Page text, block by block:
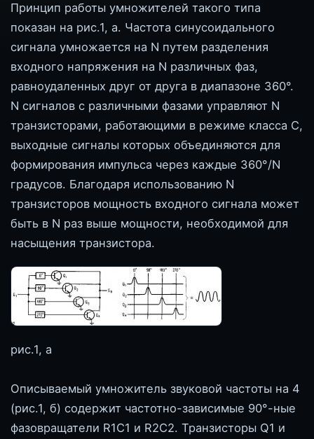
Принцип работы умножителей такого типа
показан на рис.1, а. Частота синусоидального
сигнала умножается на N путем разделения
входного напряжения на N различных фаз,
равноудаленных друг от друга в диапазоне 360°.
N сигналов с различными фазами управляют N
транзисторами, работающими в режиме класса С,
выходные сигналы которых объединяются для
формирования импульса через каждые 360°/N
градусов. Благодаря использованию N
транзисторов мощность входного сигнала может
быть в N раз выше мощности, необходимой для
насыщения транзистора.
рис.1, а
Описываемый умножитель звуковой частоты на 4
(рис.1, б) содержит частотно-зависимые 90°-ные
фазовращатели R1C1 и R2C2. Транзисторы Q1 и